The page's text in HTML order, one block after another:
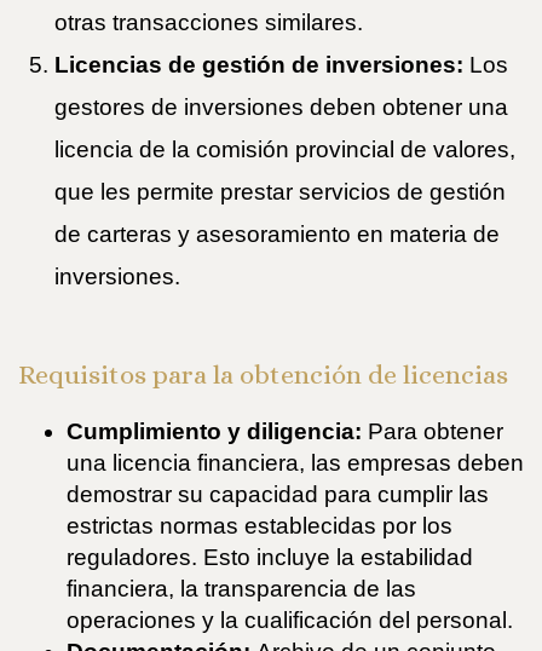
otras transacciones similares.
Licencias de gestión de inversiones: Los
gestores de inversiones deben obtener una
licencia de la comisión provincial de valores,
que les permite prestar servicios de gestión
de carteras y asesoramiento en materia de
inversiones.
Requisitos para la obtención de licencias
Cumplimiento y diligencia: Para obtener
una licencia financiera, las empresas deben
demostrar su capacidad para cumplir las
estrictas normas establecidas por los
reguladores. Esto incluye la estabilidad
financiera, la transparencia de las
operaciones y la cualificación del personal.